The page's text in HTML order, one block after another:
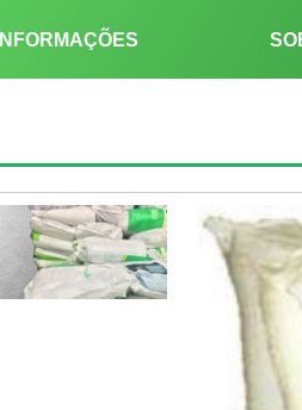
INFORMAÇÕES